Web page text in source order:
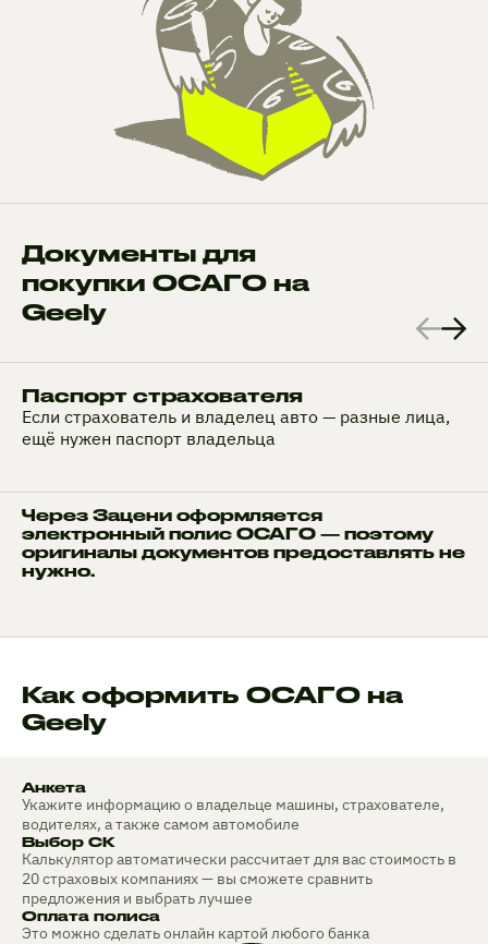
Документы для
покупки ОСАГО на
Geely
Паспорт страхователя
Если страхователь и владелец авто — разные лица,
ещё нужен паспорт владельца
Через Зацени оформляется
электронный полис ОСАГО — поэтому
оригиналы документов предоставлять не
нужно.
Как оформить ОСАГО на
Geely
Анкета
Укажите информацию о владельце машины, страхователе,
водителях, а также самом автомобиле
Выбор СК
Калькулятор автоматически рассчитает для вас стоимость в
20 страховых компаниях — вы сможете сравнить
предложения и выбрать лучшее
Оплата полиса
Это можно сделать онлайн картой любого банка